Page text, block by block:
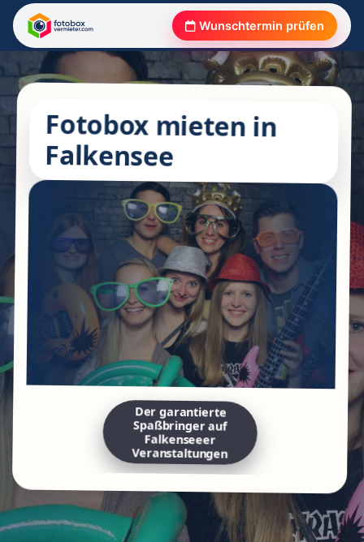
Wunschtermin prüfen
Fotobox mieten in
Falkensee
Der garantierte
Spaßbringer auf
Falkenseeer
Veranstaltungen